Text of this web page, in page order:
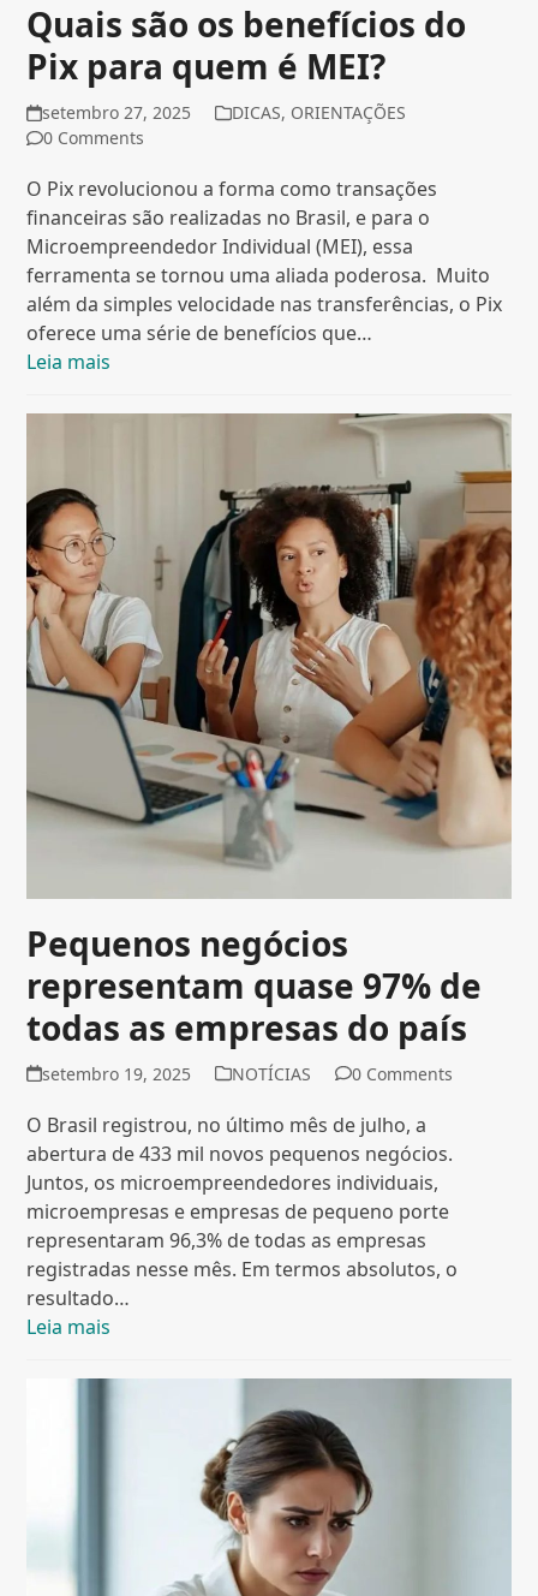
Quais são os benefícios do
Pix para quem é MEI?
setembro 27, 2025 DICAS, ORIENTAÇÕES
0 Comments
O Pix revolucionou a forma como transações
financeiras são realizadas no Brasil, e para o
Microempreendedor Individual (MEI), essa
ferramenta se tornou uma aliada poderosa. Muito
além da simples velocidade nas transferências, o Pix
oferece uma série de benefícios que…
Leia mais
Pequenos negócios
representam quase 97% de
todas as empresas do país
setembro 19, 2025 NOTÍCIAS 0 Comments
O Brasil registrou, no último mês de julho, a
abertura de 433 mil novos pequenos negócios.
Juntos, os microempreendedores individuais,
microempresas e empresas de pequeno porte
representaram 96,3% de todas as empresas
registradas nesse mês. Em termos absolutos, o
resultado…
Leia mais